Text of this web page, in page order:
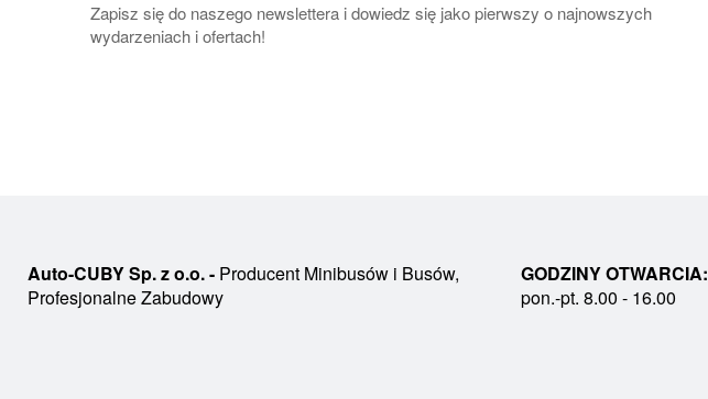
Zapisz się do naszego newslettera i dowiedz się jako pierwszy o najnowszych
wydarzeniach i ofertach!
Auto-CUBY Sp. z o.o. - Producent Minibusów i Busów,
Profesjonalne Zabudowy
GODZINY OTWARCIA:
pon.-pt. 8.00 - 16.00